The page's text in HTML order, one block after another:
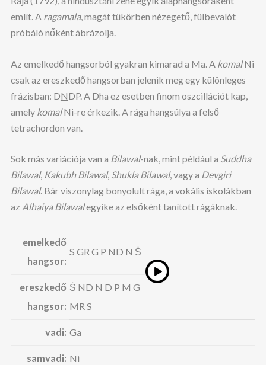
említ. A ragamala, magát tükörben nézegető, fülbevalót
próbáló nőként ábrázolja.
Az emelkedő hangsorból gyakran kimarad a Ma. A komalNi
csak az ereszkedő hangsorban jelenik meg egy különleges
frázisban: DNDP. A Dha ez esetben finom oszcillációt kap,
amely komalNi-re érkezik. A rága hangsúlya a felső
tetrachordon van.
Sok más variációja van a Bilawal-nak, mint például a Suddha
Bilawal, Kakubh Bilawal, Shukla Bilawal, vagy a Devgiri
Bilawal. Bár viszonylag bonyolult rága, a vokális iskolákban
az Alhaiya Bilawalegyike az elsőként tanított rágáknak.
emelkedő
hangsor:
S GR G P ND N Ṡ
ereszkedő
hangsor:
Ṡ ND N D P M G
MR S
vadi: Ga
samvadi: Ni